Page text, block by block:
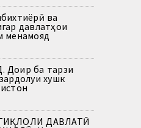
ва
давлатҳои
менамояд
ба тарзи
хушк
ДАВЛАТӢ